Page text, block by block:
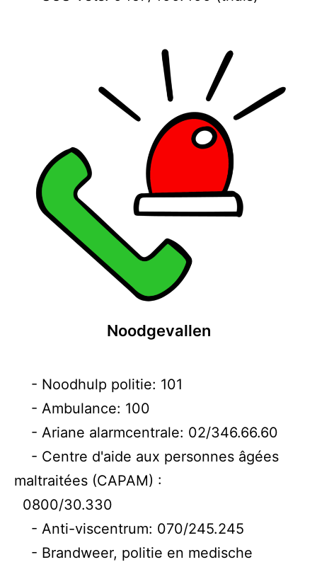
Noodgevallen
- Noodhulp politie: 101
- Ambulance: 100
- Ariane alarmcentrale: 02/346.66.60
- Centre d'aide aux personnes âgées
maltraitées (CAPAM) :
0800/30.330
- Anti-viscentrum: 070/245.245
- Brandweer, politie en medische